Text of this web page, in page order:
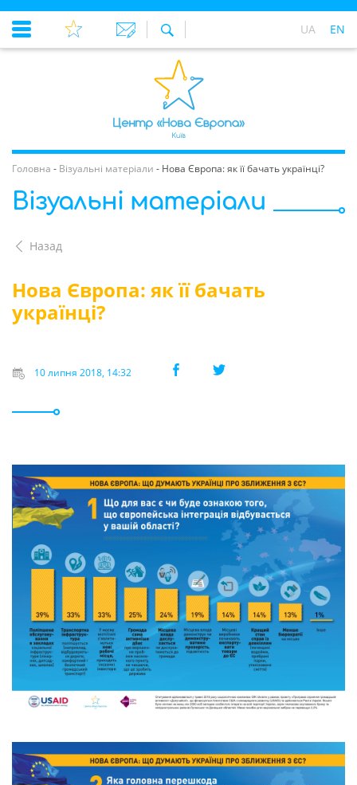
UA EN
Головна - Візуальні матеріали - Нова Європа: як її бачать українці?
Візуальні матеріали
Назад
Нова Європа: як її бачать
українці?
10 липня 2018, 14:32